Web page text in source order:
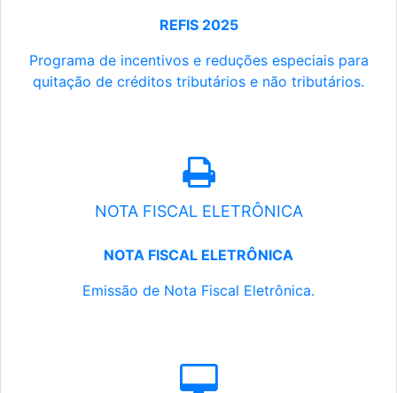
REFIS 2025
Programa de incentivos e reduções especiais para
quitação de créditos tributários e não tributários.
NOTA FISCAL ELETRÔNICA
NOTA FISCAL ELETRÔNICA
Emissão de Nota Fiscal Eletrônica.